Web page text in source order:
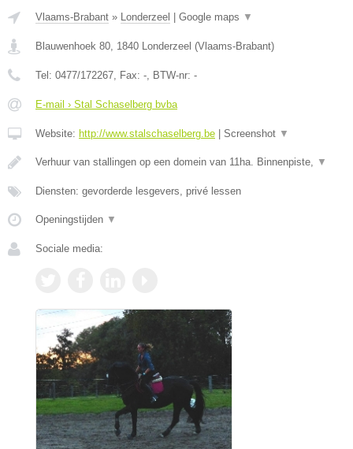
Vlaams-Brabant » Londerzeel | Google maps ▼
Blauwenhoek 80 1840 Londerzeel (Vlaams-Brabant)
Tel: 0477/172267 , Fax: - , BTW-nr: -
E-mail › Stal Schaselberg bvba
Website: http://www.stalschaselberg.be | Screenshot ▼
Verhuur van stallingen op een domein van 11ha. Binnenpiste, ▼
Diensten: gevorderde lesgevers, privé lessen
Openingstijden ▼
Sociale media: